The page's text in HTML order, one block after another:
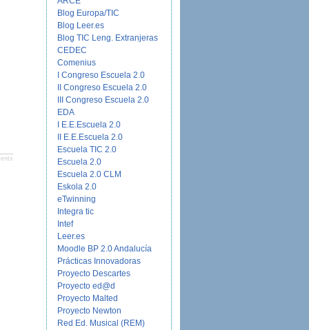
Blog Europa/TIC
Blog Leer.es
Blog TIC Leng. Extranjeras
CEDEC
Comenius
I Congreso Escuela 2.0
II Congreso Escuela 2.0
III Congreso Escuela 2.0
EDA
I E.E.Escuela 2.0
II E.E.Escuela 2.0
Escuela TIC 2.0
Escuela 2.0
Escuela 2.0 CLM
Eskola 2.0
eTwinning
Integra tic
Intef
Leer.es
Moodle BP 2.0 Andalucía
Prácticas Innovadoras
Proyecto Descartes
Proyecto ed@d
Proyecto Malted
Proyecto Newton
Red Ed. Musical (REM)